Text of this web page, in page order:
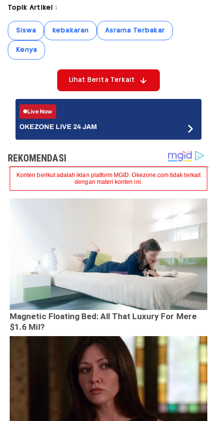
Topik Artikel :
Siswa kebakaran Asrama Terbakar
Kenya
Lihat Berita Terkait
Live Now
OKEZONE LIVE 24 JAM